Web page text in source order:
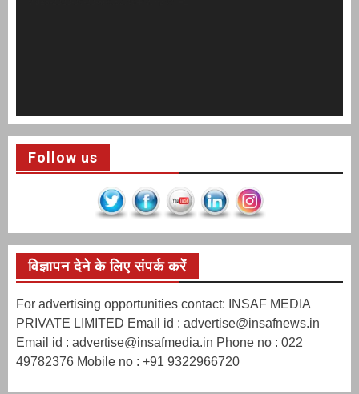
Follow us
विज्ञापन देने के लिए संपर्क करें
For advertising opportunities contact: INSAF MEDIA
PRIVATE LIMITED Email id : advertise@insafnews.in
Email id : advertise@insafmedia.in Phone no : 022
49782376 Mobile no : +91 9322966720